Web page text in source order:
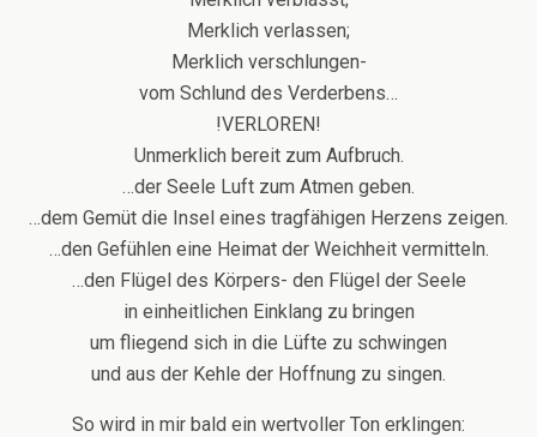
Merklich verlassen;
Merklich verschlungen-
vom Schlund des Verderbens…
!VERLOREN!
Unmerklich bereit zum Aufbruch.
…der Seele Luft zum Atmen geben.
…dem Gemüt die Insel eines tragfähigen Herzens zeigen.
…den Gefühlen eine Heimat der Weichheit vermitteln.
…den Flügel des Körpers- den Flügel der Seele
in einheitlichen Einklang zu bringen
um fliegend sich in die Lüfte zu schwingen
und aus der Kehle der Hoffnung zu singen.
So wird in mir bald ein wertvoller Ton erklingen: